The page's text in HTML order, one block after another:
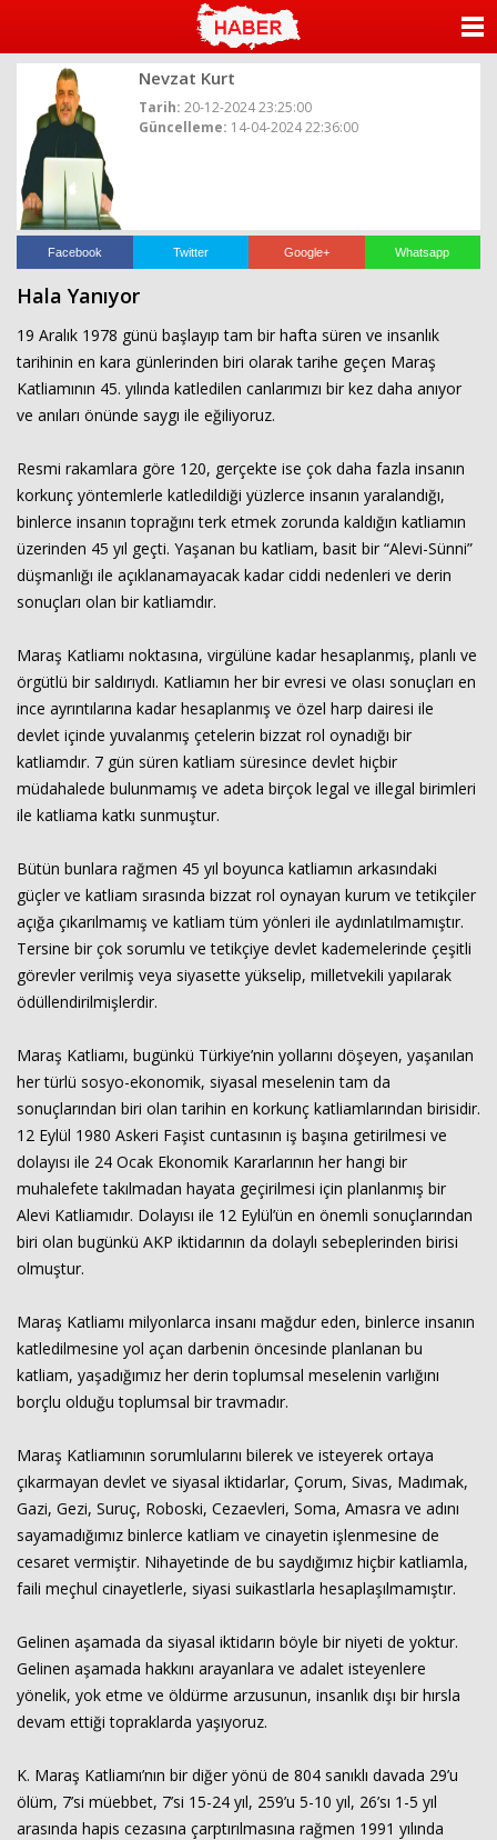
Nevzat Kurt
Tarih: 20-12-2024 23:25:00
Güncelleme: 14-04-2024 22:36:00
Facebook Twitter Google+ Whatsapp
Hala Yanıyor
19 Aralık 1978 günü başlayıp tam bir hafta süren ve insanlık
tarihinin en kara günlerinden biri olarak tarihe geçen Maraş
Katliamının 45. yılında katledilen canlarımızı bir kez daha anıyor
ve anıları önünde saygı ile eğiliyoruz.
Resmi rakamlara göre 120, gerçekte ise çok daha fazla insanın
korkunç yöntemlerle katledildiği yüzlerce insanın yaralandığı,
binlerce insanın toprağını terk etmek zorunda kaldığın katliamın
üzerinden 45 yıl geçti. Yaşanan bu katliam, basit bir “Alevi-Sünni”
düşmanlığı ile açıklanamayacak kadar ciddi nedenleri ve derin
sonuçları olan bir katliamdır.
Maraş Katliamı noktasına, virgülüne kadar hesaplanmış, planlı ve
örgütlü bir saldırıydı. Katliamın her bir evresi ve olası sonuçları en
ince ayrıntılarına kadar hesaplanmış ve özel harp dairesi ile
devlet içinde yuvalanmış çetelerin bizzat rol oynadığı bir
katliamdır. 7 gün süren katliam süresince devlet hiçbir
müdahalede bulunmamış ve adeta birçok legal ve illegal birimleri
ile katliama katkı sunmuştur.
Bütün bunlara rağmen 45 yıl boyunca katliamın arkasındaki
güçler ve katliam sırasında bizzat rol oynayan kurum ve tetikçiler
açığa çıkarılmamış ve katliam tüm yönleri ile aydınlatılmamıştır.
Tersine bir çok sorumlu ve tetikçiye devlet kademelerinde çeşitli
görevler verilmiş veya siyasette yükselip, milletvekili yapılarak
ödüllendirilmişlerdir.
Maraş Katliamı, bugünkü Türkiye’nin yollarını döşeyen, yaşanılan
her türlü sosyo-ekonomik, siyasal meselenin tam da
sonuçlarından biri olan tarihin en korkunç katliamlarından birisidir.
12 Eylül 1980 Askeri Faşist cuntasının iş başına getirilmesi ve
dolayısı ile 24 Ocak Ekonomik Kararlarının her hangi bir
muhalefete takılmadan hayata geçirilmesi için planlanmış bir
Alevi Katliamıdır. Dolayısı ile 12 Eylül’ün en önemli sonuçlarından
biri olan bugünkü AKP iktidarının da dolaylı sebeplerinden birisi
olmuştur.
Maraş Katliamı milyonlarca insanı mağdur eden, binlerce insanın
katledilmesine yol açan darbenin öncesinde planlanan bu
katliam, yaşadığımız her derin toplumsal meselenin varlığını
borçlu olduğu toplumsal bir travmadır.
Maraş Katliamının sorumlularını bilerek ve isteyerek ortaya
çıkarmayan devlet ve siyasal iktidarlar, Çorum, Sivas, Madımak,
Gazi, Gezi, Suruç, Roboski, Cezaevleri, Soma, Amasra ve adını
sayamadığımız binlerce katliam ve cinayetin işlenmesine de
cesaret vermiştir. Nihayetinde de bu saydığımız hiçbir katliamla,
faili meçhul cinayetlerle, siyasi suikastlarla hesaplaşılmamıştır.
Gelinen aşamada da siyasal iktidarın böyle bir niyeti de yoktur.
Gelinen aşamada hakkını arayanlara ve adalet isteyenlere
yönelik, yok etme ve öldürme arzusunun, insanlık dışı bir hırsla
devam ettiği topraklarda yaşıyoruz.
K. Maraş Katliamı’nın bir diğer yönü de 804 sanıklı davada 29’u
ölüm, 7’si müebbet, 7’si 15-24 yıl, 259’u 5-10 yıl, 26’sı 1-5 yıl
arasında hapis cezasına çarptırılmasına rağmen 1991 yılında
YAZARLAR
Haberin Doğru Adresi.